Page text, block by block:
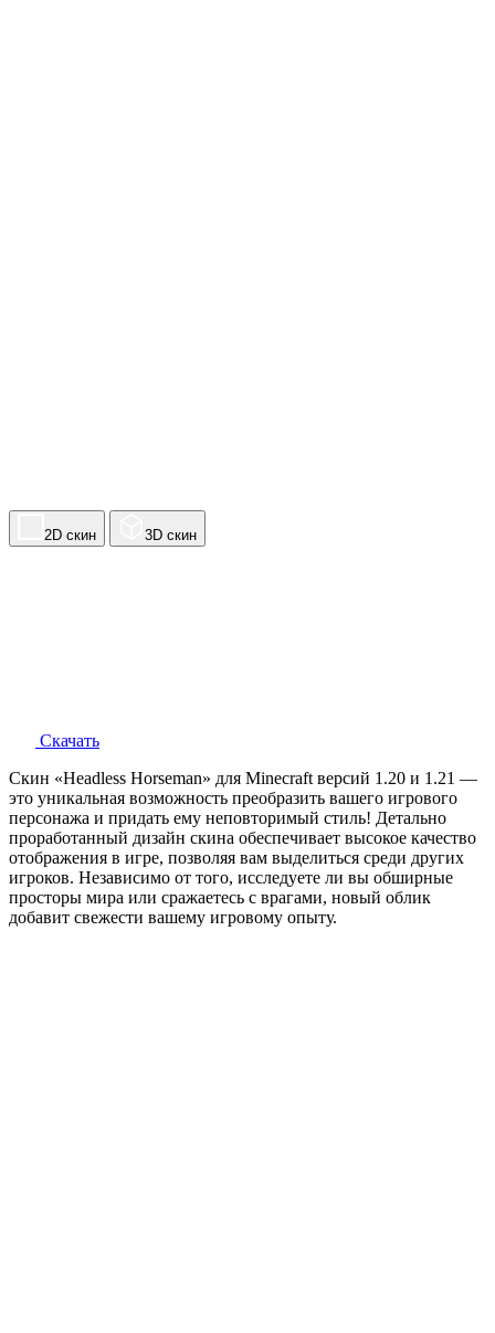
2D скин 3D скин
Скачать
Скин «Headless Horseman» для Minecraft версий 1.20 и 1.21 —
это уникальная возможность преобразить вашего игрового
персонажа и придать ему неповторимый стиль! Детально
проработанный дизайн скина обеспечивает высокое качество
отображения в игре, позволяя вам выделиться среди других
игроков. Независимо от того, исследуете ли вы обширные
просторы мира или сражаетесь с врагами, новый облик
добавит свежести вашему игровому опыту.